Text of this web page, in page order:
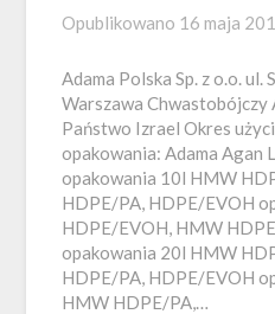
Opublikowano 16 maja
Adama Polska Sp. z o.o. ul.
Warszawa Chwastobójczy
Państwo Izrael Okres
opakowania: Adama Agan
opakowania 10l HMW
HDPE/PA, HDPE/EVOH
HDPE/EVOH, HMW
opakowania 20l HMW
HDPE/PA, HDPE/EVOH
HMW HDPE/PA,…